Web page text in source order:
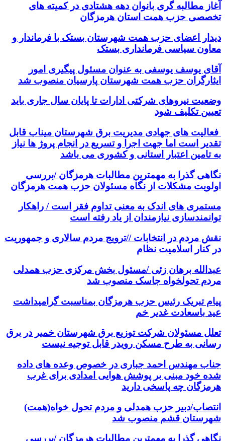
آغاز مطالبه گری بانوان دهه هشتادی در کمیته های
تخصصی حزب همت استان هرمزگان
دیدار اعضای حزب همت شهرستان بستک با فرماندار و
معاون سیاسی فرمانداری بستک
آقای یوسف یوسفی به عنوان مسئول پیگیری امور
ایثارگران حزب همت شهرستان پارسیان منصوب شد
وضعیت نیروهای شرکتی ادارات تا پایان سال جاری باید
تعیین تکلیف شود
فعالیت های جهادی مدیریت برق شهرستان میناب قابل
تقدیر است اما جهت اجرا و تسریع در انجام پروژ ها نیاز
به تامین اعتبار استانی و کشوری می باشد
نگاهی گذرا به مهمترین مطالبات هرمزگان /بررسی
اولویت مشکلات از نگاه مسئولان حزب همت هرمزگان
مستمری های اندک به معنی تداوم فقر است / راهکار
توانمندسازی نیازمندان از یاد رفته است
نقش مردم در انتخابات //ترویج مردم سالاری و جمهوریت
در کنار اسلامیت نظام
عبدالله برهان زئی /مسئول بخش مرکزی حزب همدلی
مردم تحولخواه جاسک منصوب شد
پیام تبریک رئیس حزب هرمزگان بمناسبت گرامیداشت
عید باسعادت غدیر خم
تعلل مسئولان شرکت توزیع برق شهرستان خمیر در برق
رسانی به طرح مسکن رویدر قابل توجیه نیست
جناب مهندس احمد جباری در خصوص وعده های داده
شده خود مبنی بر پوشش هوایی امدادی برای غرب
هرمزگان چه پاسخی دارید
انتصاب/دبیر حزب همدلی و مردم تحول خواه(همت)
شهرستان قشم منصوب شد
نگاهی گذرا به مهمترین مطالبات هرمزگان /بررسی